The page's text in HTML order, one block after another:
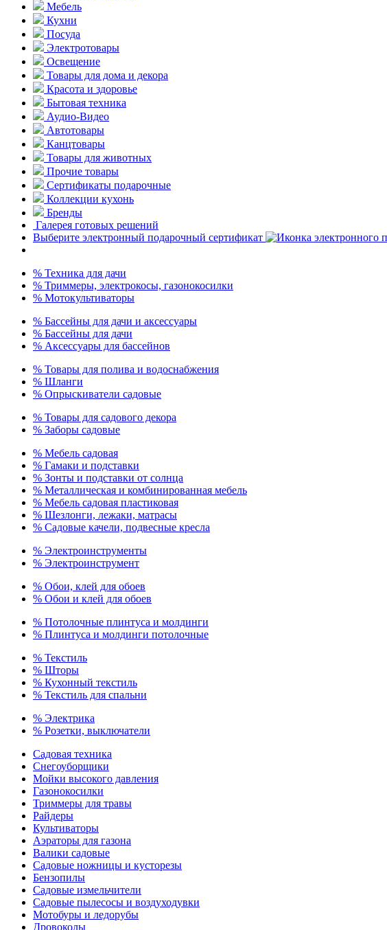
Мебель
Кухни
Посуда
Электротовары
Освещение
Товары для дома и декора
Красота и здоровье
Бытовая техника
Аудио-Видео
Автотовары
Канцтовары
Товары для животных
Прочие товары
Сертификаты подарочные
Коллекции кухонь
Бренды
Галерея готовых решений
Выберите электронный подарочный сертификат
% Техника для дачи
% Триммеры, электрокосы, газонокосилки
% Мотокультиваторы
% Бассейны для дачи и аксессуары
% Бассейны для дачи
% Аксессуары для бассейнов
% Товары для полива и водоснабжения
% Шланги
% Опрыскиватели садовые
% Товары для садового декора
% Заборы садовые
% Мебель садовая
% Гамаки и подставки
% Зонты и подставки от солнца
% Металлическая и комбинированная мебель
% Мебель садовая пластиковая
% Шезлонги, лежаки, матрасы
% Садовые качели, подвесные кресла
% Электроинструменты
% Электроинструмент
% Обои, клей для обоев
% Обои и клей для обоев
% Потолочные плинтуса и молдинги
% Плинтуса и молдинги потолочные
% Текстиль
% Шторы
% Кухонный текстиль
% Текстиль для спальни
% Электрика
% Розетки, выключатели
Садовая техника
Снегоуборщики
Мойки высокого давления
Газонокосилки
Триммеры для травы
Райдеры
Культиваторы
Аэраторы для газона
Валики садовые
Садовые ножницы и кусторезы
Бензопилы
Садовые измельчители
Садовые пылесосы и воздуходувки
Мотобуры и ледорубы
Дровоколы